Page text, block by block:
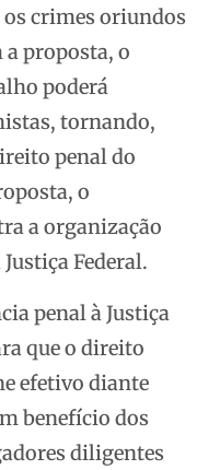
crimes oriundos
a proposta, o
poderá
tornando,
penal do
o
a organização
Federal.
penal à Justiça
que o direito
efetivo diante
benefício dos
diligentes